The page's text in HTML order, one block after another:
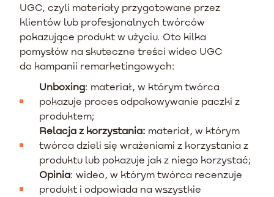
UGC, czyli materiały przygotowane przez
klientów lub profesjonalnych twórców
pokazujące produkt w użyciu. Oto kilka
pomysłów na skuteczne treści wideo UGC
do kampanii remarketingowych:
Unboxing: materiał, w którym twórca
pokazuje proces odpakowywanie paczki z
produktem;
Relacja z korzystania: materiał, w którym
twórca dzieli się wrażeniami z korzystania z
produktu lub pokazuje jak z niego korzystać;
Opinia: wideo, w którym twórca recenzuje
produkt i odpowiada na wszystkie